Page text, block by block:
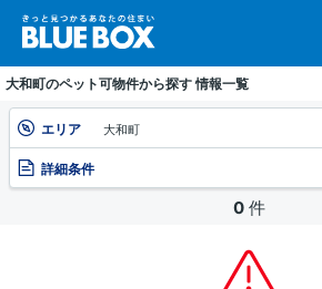
大和町のペット可物件から探す 情報一覧
エリア 大和町
詳細条件
0 件